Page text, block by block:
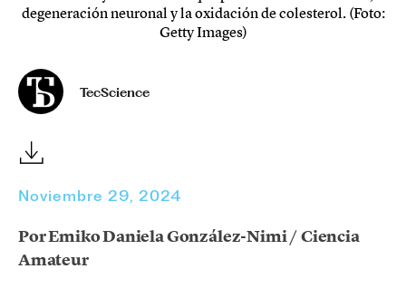
degeneración neuronal y la oxidación de colesterol. (Foto:
Getty Images)
TecScience
Noviembre 29, 2024
Por Emiko Daniela González-Nimi / Ciencia
Amateur